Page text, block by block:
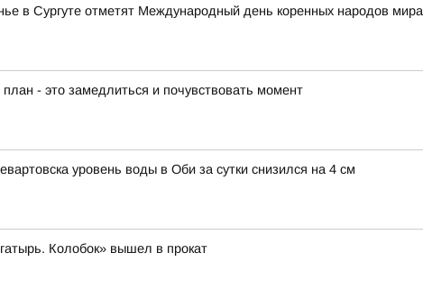
в Сургуте отметят Международный день коренных народов мира
- это замедлиться и почувствовать момент
уровень воды в Оби за сутки снизился на 4 см
Колобок» вышел в прокат